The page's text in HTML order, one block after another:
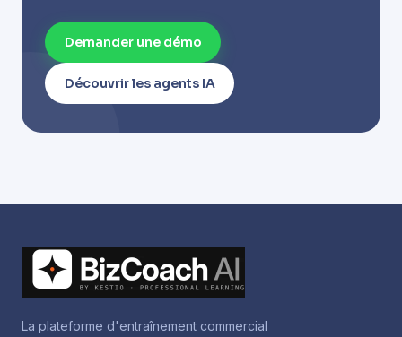
Demander une démo
Découvrir les agents IA
La plateforme d'entraînement commercial